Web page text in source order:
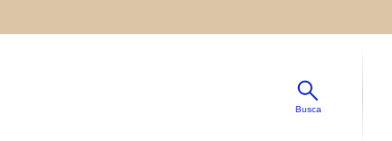
Busca
Padrão
site oferecido por outras empresas e que não temos